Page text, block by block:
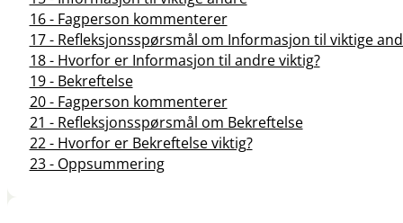
16 - Fagperson kommenterer
17 - Refleksjonsspørsmål om Informasjon til viktige
18 - Hvorfor er Informasjon til andre viktig?
19 - Bekreftelse
20 - Fagperson kommenterer
21 - Refleksjonsspørsmål om Bekreftelse
22 - Hvorfor er Bekreftelse viktig?
23 - Oppsummering